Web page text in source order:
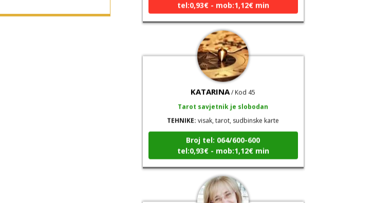
KATARINA/ Kod 45
Tarot savjetnik je slobodan
TEHNIKE: visak, tarot, sudbinske karte
Broj tel: 064/600-600
tel:0,93€ - mob:1,12€ min